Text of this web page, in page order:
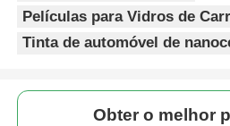
Películas para Vidros de
Tinta de automóvel de
Obter o melhor